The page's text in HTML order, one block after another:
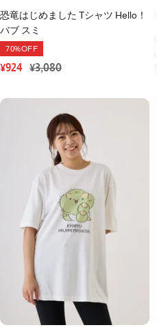
恐竜はじめました Tシャツ Hello！
バブ スミ
70%OFF
セ
ー
ル
価
格
¥924 通
常
価
格
¥3,080